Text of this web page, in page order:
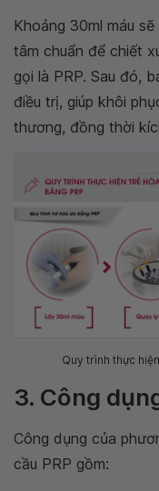
Khoảng 30ml máu
tâm chuẩn để chiết
gọi là PRP. Sau đó,
điều trị, giúp khôi
thương, đồng thời
Quy trình thực
3. Công
Công dụng của
cầu PRP gồm: